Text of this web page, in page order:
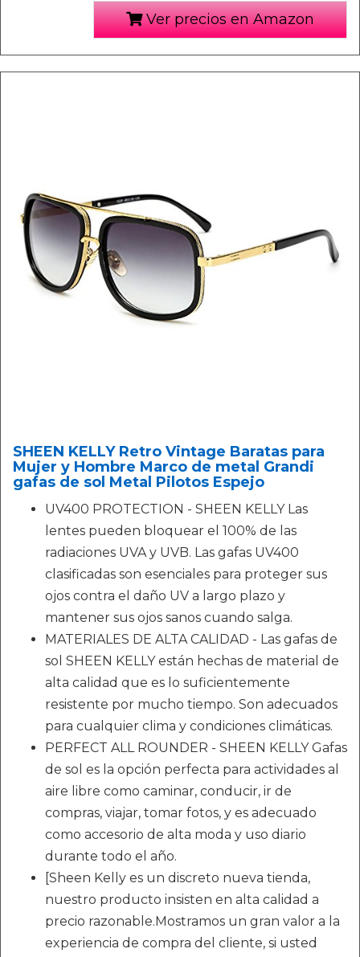
Ver precios en Amazon
SHEEN KELLY Retro Vintage Baratas para
Mujer y Hombre Marco de metal Grandi
gafas de sol Metal Pilotos Espejo
UV400 PROTECTION - SHEEN KELLY Las
lentes pueden bloquear el 100% de las
radiaciones UVA y UVB. Las gafas UV400
clasificadas son esenciales para proteger sus
ojos contra el daño UV a largo plazo y
mantener sus ojos sanos cuando salga.
MATERIALES DE ALTA CALIDAD - Las gafas de
sol SHEEN KELLY están hechas de material de
alta calidad que es lo suficientemente
resistente por mucho tiempo. Son adecuados
para cualquier clima y condiciones climáticas.
PERFECT ALL ROUNDER - SHEEN KELLY Gafas
de sol es la opción perfecta para actividades al
aire libre como caminar, conducir, ir de
compras, viajar, tomar fotos, y es adecuado
como accesorio de alta moda y uso diario
durante todo el año.
[Sheen Kelly es un discreto nueva tienda,
nuestro producto insisten en alta calidad a
precio razonable.Mostramos un gran valor a la
experiencia de compra del cliente, si usted